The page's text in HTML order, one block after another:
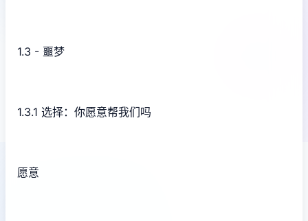
1.3 - 噩梦
1.3.1 选择：你愿意帮我们吗
愿意